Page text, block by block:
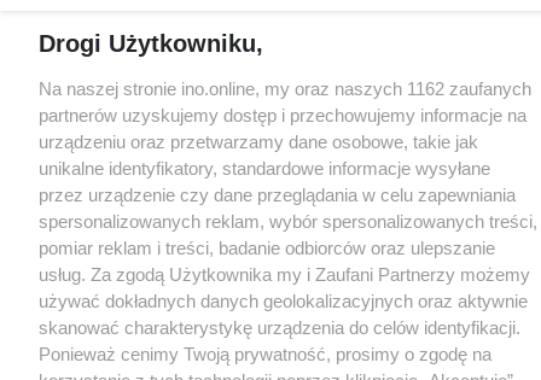
Drogi Użytkowniku,
Na naszej stronie ino.online, my oraz naszych 1162 zaufanych
partnerów uzyskujemy dostęp i przechowujemy informacje na
urządzeniu oraz przetwarzamy dane osobowe, takie jak
unikalne identyfikatory, standardowe informacje wysyłane
przez urządzenie czy dane przeglądania w celu zapewniania
spersonalizowanych reklam, wybór spersonalizowanych treści,
pomiar reklam i treści, badanie odbiorców oraz ulepszanie
usług. Za zgodą Użytkownika my i Zaufani Partnerzy możemy
używać dokładnych danych geolokalizacyjnych oraz aktywnie
skanować charakterystykę urządzenia do celów identyfikacji.
Ponieważ cenimy Twoją prywatność, prosimy o zgodę na